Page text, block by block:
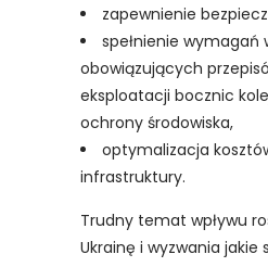
zapewnienie
spełnienie wymagań
obowiązujących
eksploatacji bocznic
ochrony środowiska,
optymalizacja
infrastruktury.
Trudny temat wpływu
Ukrainę i wyzwania jakie